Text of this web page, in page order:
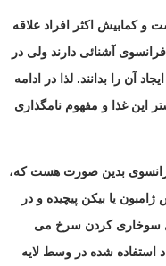
کمابیش اکثر افراد علاقه
آشنائی دارند ولی در
آن را بدانند. لذا در ادامه
این غذا و مفهوم نامگذاری
بدین صورت هست که،
یا بیکن پیچیده و در
سوخاری کردن سرخ می
شده در وسط لایه